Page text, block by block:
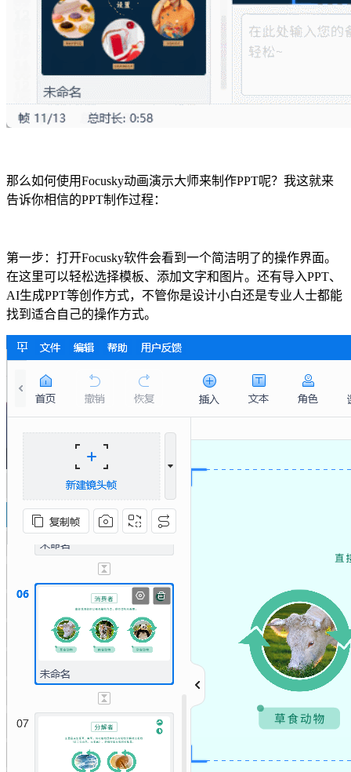
那么如何使用Focusky动画演示大师来制作PPT呢？我这就来
告诉你相信的PPT制作过程：
第一步：打开Focusky软件会看到一个简洁明了的操作界面。
在这里可以轻松选择模板、添加文字和图片。还有导入PPT、
AI生成PPT等创作方式，不管你是设计小白还是专业人士都能
找到适合自己的操作方式。